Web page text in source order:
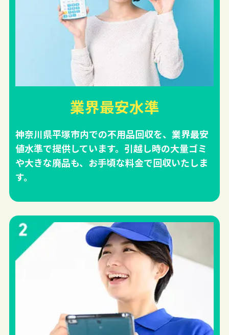
業界最安水準
神奈川県平塚市内での不用品回収を、業界最安
値水準で提供しています。引越し時の大量ゴミ
や大きな廃品も、お手頃な料金で回収いたしま
す。